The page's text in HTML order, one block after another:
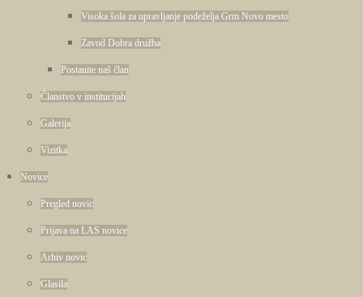
Visoka šola za upravljanje podeželja Grm Novo mesto
Zavod Dobra družba
Postanite naš član
Članstvo v institucijah
Galerija
Vizitka
Novice
Pregled novic
Prijava na LAS novice
Arhiv novic
Glasila